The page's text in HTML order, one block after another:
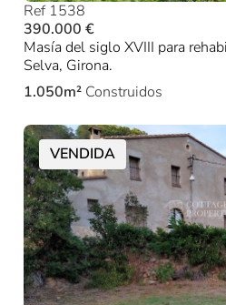
Ref 1538
390.000 €
Masía del siglo XVIII para
Selva, Girona.
1.050m² Construidos
VENDIDA